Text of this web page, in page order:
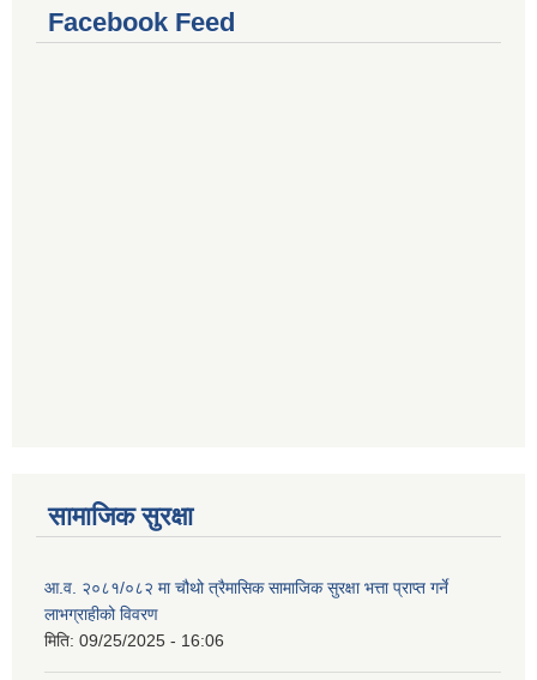
Facebook Feed
सामाजिक सुरक्षा
आ.व. २०८१/०८२ मा चौथो त्रैमासिक सामाजिक सुरक्षा भत्ता प्राप्त गर्ने
लाभग्राहीको विवरण
मिति: 09/25/2025 - 16:06